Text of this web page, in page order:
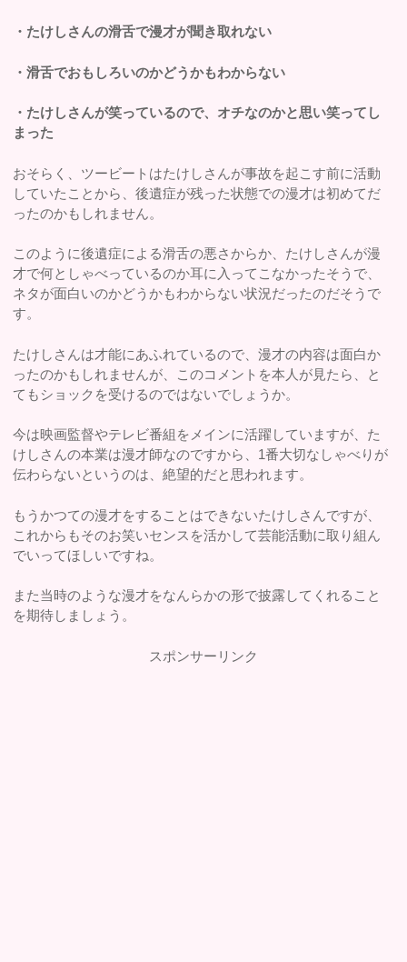
・たけしさんの滑舌で漫才が聞き取れない
・滑舌でおもしろいのかどうかもわからない
・たけしさんが笑っているので、オチなのかと思い笑ってし
まった
おそらく、ツービートはたけしさんが事故を起こす前に活動
していたことから、後遺症が残った状態での漫才は初めてだ
ったのかもしれません。
このように後遺症による滑舌の悪さからか、たけしさんが漫
才で何としゃべっているのか耳に入ってこなかったそうで、
ネタが面白いのかどうかもわからない状況だったのだそうで
す。
たけしさんは才能にあふれているので、漫才の内容は面白か
ったのかもしれませんが、このコメントを本人が見たら、と
てもショックを受けるのではないでしょうか。
今は映画監督やテレビ番組をメインに活躍していますが、た
けしさんの本業は漫才師なのですから、1番大切なしゃべりが
伝わらないというのは、絶望的だと思われます。
もうかつての漫才をすることはできないたけしさんですが、
これからもそのお笑いセンスを活かして芸能活動に取り組ん
でいってほしいですね。
また当時のような漫才をなんらかの形で披露してくれること
を期待しましょう。
スポンサーリンク